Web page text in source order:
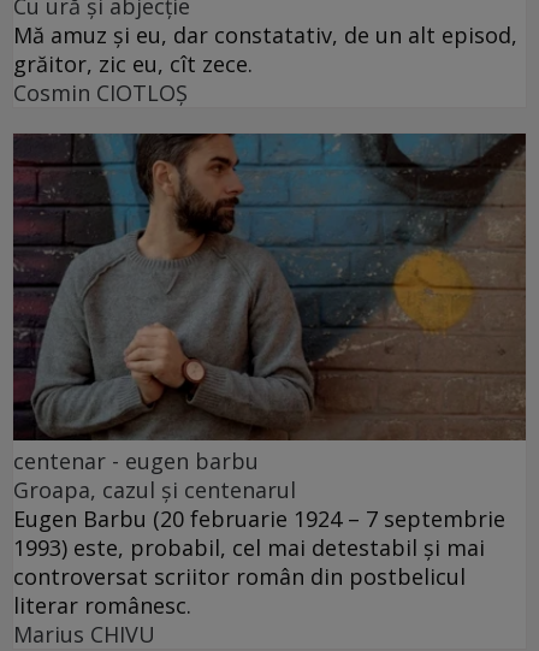
Mă amuz și eu, dar constatativ, de un alt episod,
grăitor, zic eu, cît zece.
Cosmin CIOTLOŞ
centenar - eugen barbu
Groapa, cazul și centenarul
Eugen Barbu (20 februarie 1924 – 7 septembrie
1993) este, probabil, cel mai detestabil și mai
controversat scriitor român din postbelicul
literar românesc.
Marius CHIVU